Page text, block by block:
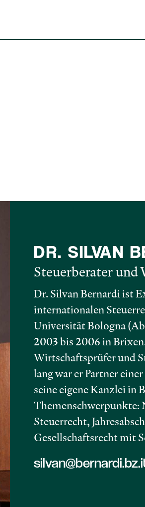
DR. SILVAN
Steuerberater
Dr. Silvan Bernardi ist
internationalen
Universität Bologna
2003 bis 2006 in
Wirtschaftsprüfer und
lang war er Partner
seine eigene Kanzlei in
Themenschwerpunkte:
Steuerrecht,
Gesellschaftsrecht mit